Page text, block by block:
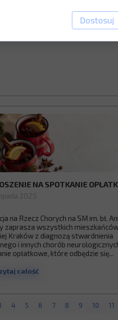
NA SPOTKANIE
2025
na Rzecz Chorych na SM im. bł.
zaprasza wszystkich
Kraków z diagnozą stwardnienia
i innych chorób
opłatkowe, które odbędzie się...
całość
4 5 6 7 8 9 10 11
Dostosuj